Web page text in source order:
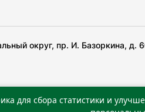
округ, пр. И. Базоркина, д.
беча гIирсаштеи, цар дуккхача
для сбора статистики и